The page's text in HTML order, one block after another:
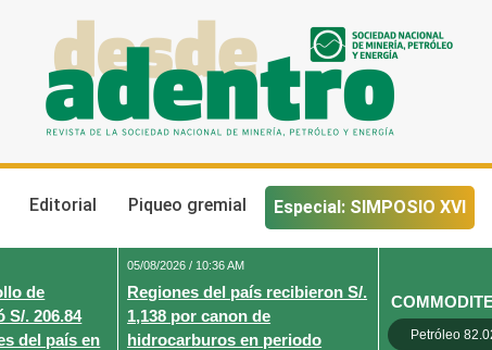
Editorial Piqueo gremial Especial: SIMPOSIO XVI
de
S/. 206.84
del país en
05/08/2026 / 10:36 AM
Regiones del país recibieron S/.
1,138 por canon de
hidrocarburos en periodo
Petróleo